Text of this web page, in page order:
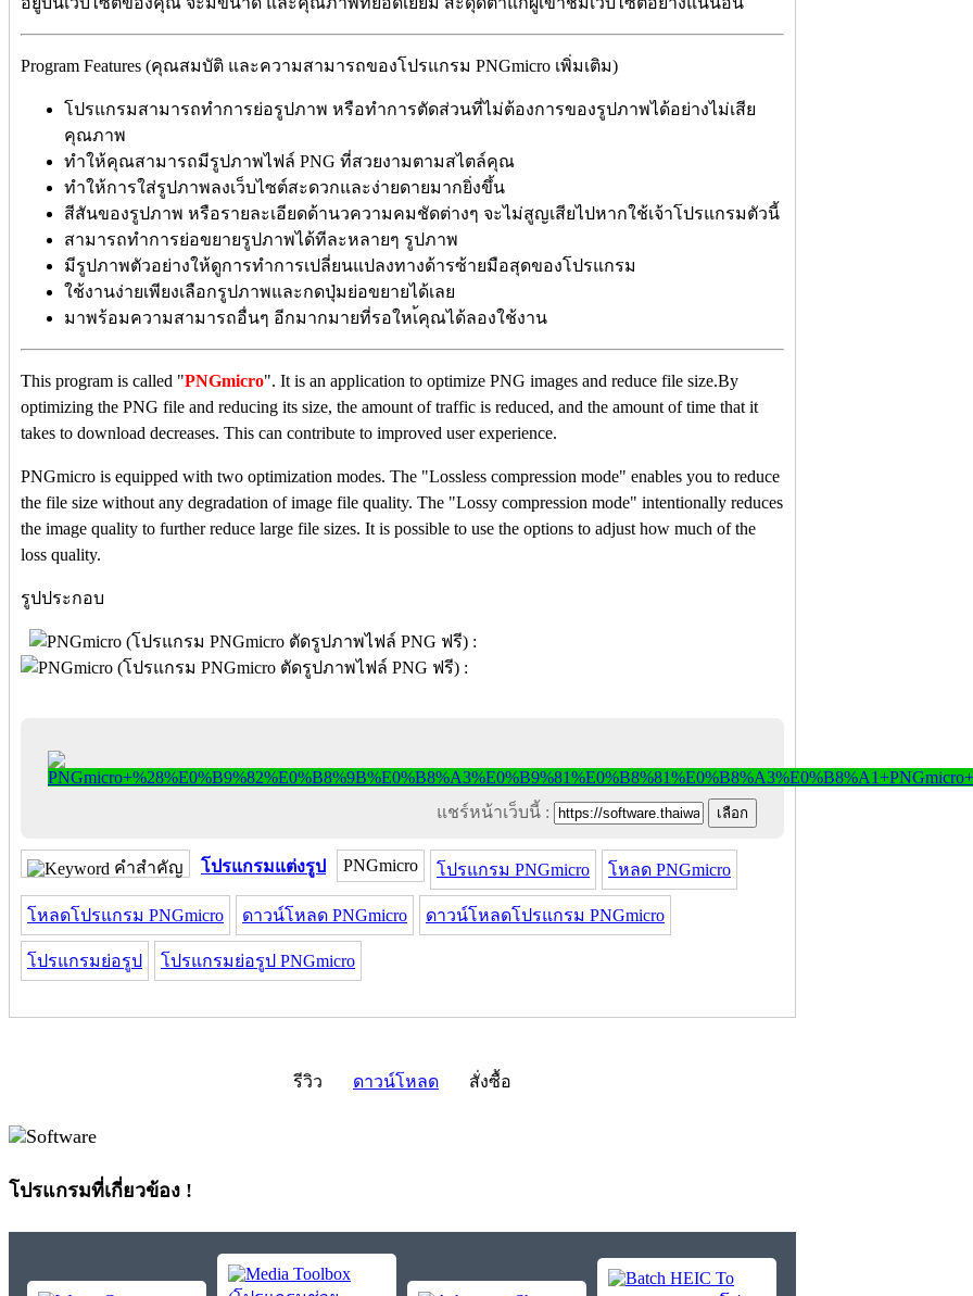
Program Features (คุณสมบัติ และความสามารถของโปรแกรม PNGmicro เพิ่มเติม)
โปรแกรมสามารถทำการย่อรูปภาพ หรือทำการตัดส่วนที่ไม่ต้องการของรูปภาพได้อย่างไม่เสีย
คุณภาพ
ทำให้คุณสามารถมีรูปภาพไฟล์ PNG ที่สวยงามตามสไตล์คุณ
ทำให้การใส่รูปภาพลงเว็บไซต์สะดวกและง่ายดายมากยิ่งขึ้น
สีสันของรูปภาพ หรือรายละเอียดด้านวความคมชัดต่างๆ จะไม่สูญเสียไปหากใช้เจ้าโปรแกรมตัวนี้
สามารถทำการย่อขยายรูปภาพได้ทีละหลายๆ รูปภาพ
มีรูปภาพตัวอย่างให้ดูการทำการเปลี่ยนแปลงทางด้ารซ้ายมือสุดของโปรแกรม
ใช้งานง่ายเพียงเลือกรูปภาพและกดปุ่มย่อขยายได้เลย
มาพร้อมความสามารถอื่นๆ อีกมากมายที่รอใหเ้คุณได้ลองใช้งาน
This program is called "PNGmicro". It is an application to optimize PNG images and reduce file size.By
optimizing the PNG file and reducing its size, the amount of traffic is reduced, and the amount of time that it
takes to download decreases. This can contribute to improved user experience.
PNGmicro is equipped with two optimization modes. The "Lossless compression mode" enables you to reduce
the file size without any degradation of image file quality. The "Lossy compression mode" intentionally reduces
the image quality to further reduce large file sizes. It is possible to use the options to adjust how much of the
loss quality.
รูปประกอบ
แชร์หน้าเว็บนี้ :
คำสำคัญ โปรแกรมแต่งรูป PNGmicro โปรแกรม PNGmicro โหลด PNGmicro
โหลดโปรแกรม PNGmicro ดาวน์โหลด PNGmicro ดาวน์โหลดโปรแกรม PNGmicro
โปรแกรมย่อรูป โปรแกรมย่อรูป PNGmicro
รีวิว ดาวน์โหลด สั่งซื้อ
โปรแกรมที่เกี่ยวข้อง !